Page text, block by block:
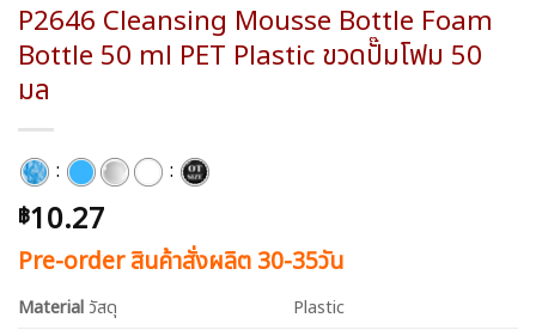
P2646 Cleansing Mousse Bottle Foam
Bottle 50 ml PET Plastic ขวดปั๊มโฟม 50
มล
: :
฿10.27
Pre-order สินค้าสั่งผลิต 30-35วัน
Material วัสดุ Plastic